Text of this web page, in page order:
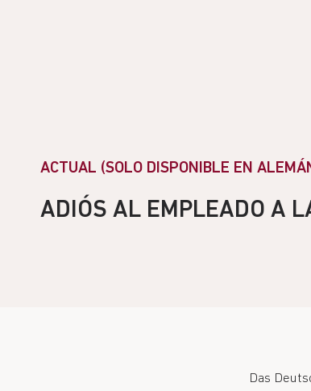
ACTUAL (SOLO DISPONIBLE EN
ADIÓS AL EMPLEADO A
Das